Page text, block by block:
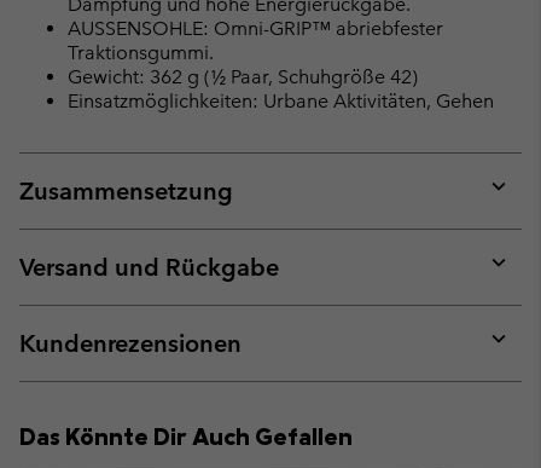
Dämpfung und hohe Energierückgabe.
AUSSENSOHLE: Omni-GRIP™ abriebfester
Traktionsgummi.
Gewicht: 362 g (½ Paar, Schuhgröße 42)
Einsatzmöglichkeiten: Urbane Aktivitäten, Gehen
Zusammensetzung
or
Versand und Rückgabe
or
Kundenrezensionen
or
Das Könnte Dir Auch Gefallen